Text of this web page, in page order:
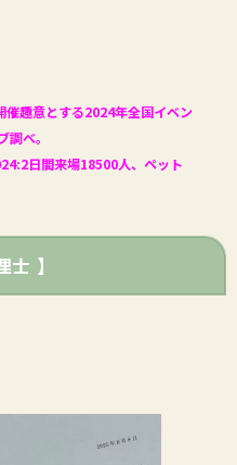
趣意とする2024年全国イベン
べ。
日間来場18500人、ペット
】